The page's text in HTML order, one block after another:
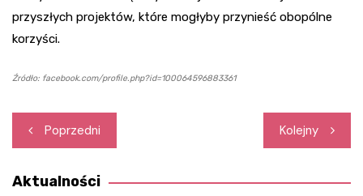
przyszłych projektów, które mogłyby przynieść obopólne
korzyści.
Źródło: facebook.com/profile.php?id=100064596883361
Nawigacja
wpisu
Poprzedni Kolejny
Aktualności